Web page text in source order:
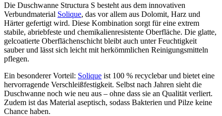
Die Duschwanne Structura S besteht aus dem innovativen
Verbundmaterial Solique, das vor allem aus Dolomit, Harz und
Härter gefertigt wird. Diese Kombination sorgt für eine extrem
stabile, abriebfeste und chemikalienresistente Oberfläche. Die glatte,
gelcoatierte Oberflächenschicht bleibt auch unter Feuchtigkeit
sauber und lässt sich leicht mit herkömmlichen Reinigungsmitteln
pflegen.
Ein besonderer Vorteil: Solique ist 100 % recyclebar und bietet eine
hervorragende Verschleißfestigkeit. Selbst nach Jahren sieht die
Duschwanne noch wie neu aus – ohne dass sie an Qualität verliert.
Zudem ist das Material aseptisch, sodass Bakterien und Pilze keine
Chance haben.